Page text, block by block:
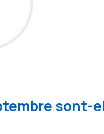
sont-